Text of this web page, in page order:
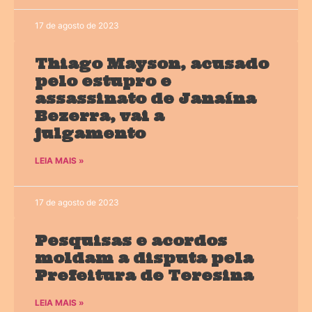
17 de agosto de 2023
Thiago Mayson, acusado
pelo estupro e
assassinato de Janaína
Bezerra, vai a
julgamento
LEIA MAIS »
17 de agosto de 2023
Pesquisas e acordos
moldam a disputa pela
Prefeitura de Teresina
LEIA MAIS »